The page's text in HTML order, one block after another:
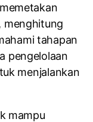
menghitung
tahapan
pengelolaan
menjalankan
mampu